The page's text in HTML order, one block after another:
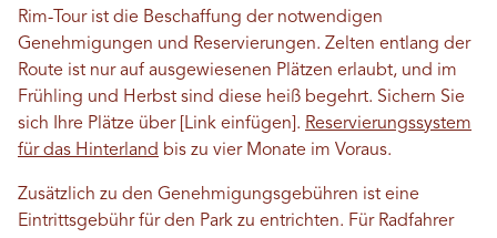
Rim-Tour ist die Beschaffung der notwendigen
Genehmigungen und Reservierungen. Zelten entlang der
Route ist nur auf ausgewiesenen Plätzen erlaubt, und im
Frühling und Herbst sind diese heiß begehrt. Sichern Sie
sich Ihre Plätze über [Link einfügen]. Reservierungssystem
für das Hinterland bis zu vier Monate im Voraus.
Zusätzlich zu den Genehmigungsgebühren ist eine
Eintrittsgebühr für den Park zu entrichten. Für Radfahrer